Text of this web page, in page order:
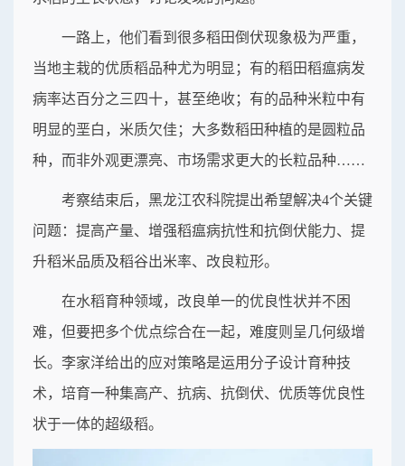
一路上，他们看到很多稻田倒伏现象极为严重，
当地主栽的优质稻品种尤为明显；有的稻田稻瘟病发
病率达百分之三四十，甚至绝收；有的品种米粒中有
明显的垩白，米质欠佳；大多数稻田种植的是圆粒品
种，而非外观更漂亮、市场需求更大的长粒品种……
考察结束后，黑龙江农科院提出希望解决4个关键
问题：提高产量、增强稻瘟病抗性和抗倒伏能力、提
升稻米品质及稻谷出米率、改良粒形。
在水稻育种领域，改良单一的优良性状并不困
难，但要把多个优点综合在一起，难度则呈几何级增
长。李家洋给出的应对策略是运用分子设计育种技
术，培育一种集高产、抗病、抗倒伏、优质等优良性
状于一体的超级稻。